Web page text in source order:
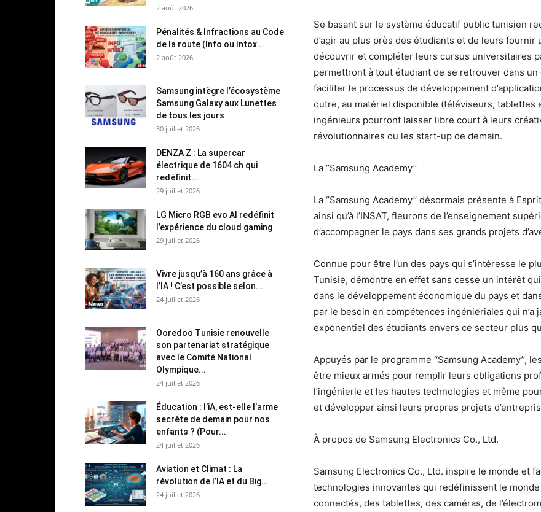
Se basant sur le système éducatif public tunisien
d’agir au plus près des étudiants et de leurs
découvrir et compléter leurs cursus universitaires
permettront à tout étudiant de se retrouver dans
faciliter le processus de développement
outre, au matériel disponible (téléviseurs, tablettes
ingénieurs pourront laisser libre court à leurs
révolutionnaires ou les start-up de demain.
La ‘’Samsung Academy’’
La ‘’Samsung Academy’’ désormais présente à
ainsi qu’à l’INSAT, fleurons de l’enseignement
d’accompagner le pays dans ses grands projets
Connue pour être l’un des pays qui s’intéresse le
Tunisie, démontre en effet sans cesse un intérêt
dans le développement économique du pays et
par le besoin en compétences ingénieriales qui n’a
exponentiel des étudiants envers ce secteur plus
Appuyés par le programme ‘‘Samsung
être mieux armés pour remplir leurs obligations
l’ingénierie et les hautes technologies et même
et développer ainsi leurs propres projets
À propos de Samsung Electronics Co., Ltd.
Samsung Electronics Co., Ltd. inspire le monde et
technologies innovantes qui redéfinissent le
connectés, des tablettes, des caméras, de
2 août 2026
Pénalités & Infractions au Code
de la route (Info ou Intox...
2 août 2026
Samsung intègre l’écosystème
Samsung Galaxy aux Lunettes
de tous les jours
30 juillet 2026
DENZA Z : La supercar
électrique de 1604 ch qui
redéfinit...
29 juillet 2026
LG Micro RGB evo AI redéfinit
l’expérience du cloud gaming
29 juillet 2026
Vivre jusqu’à 160 ans grâce à
l’IA ! C’est possible selon...
24 juillet 2026
Ooredoo Tunisie renouvelle
son partenariat stratégique
avec le Comité National
Olympique...
24 juillet 2026
Éducation : l’iA, est-elle l’arme
secrète de demain pour nos
enfants ? (Pour...
24 juillet 2026
Aviation et Climat : La
révolution de l’IA et du Big...
24 juillet 2026